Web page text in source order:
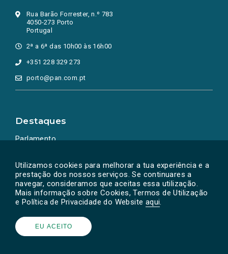
Utilizamos cookies para melhorar a tua experiência e a
prestação dos nossos serviços. Se continuares a
navegar, consideramos que aceitas essa utilização.
Mais informação sobre Cookies, Termos de Utilização
e Política de Privacidade do Website aqui.
EU ACEITO
Rua Barão Forrester, n.º 783
4050-273 Porto
Portugal
2ª a 6ª das 10h00 às 16h00
+351 228 329 273
porto@pan.com.pt
Destaques
Parlamento
Powered by © PAN 2026